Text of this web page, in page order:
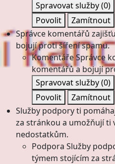
Spravovat služby(0)
Povolit
Zamítnout
Správce komentářů
bojují proti šíření spamu.
KomentářeSprávce
komentářů a bojují
Spravovat služby(0)
Povolit
Zamítnout
Služby podpory ti
za stránkou a umožňují ti
nedostatkům.
Podpora Služby
týmem stojícím za